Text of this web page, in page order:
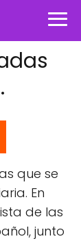
que se
En
de las
junto